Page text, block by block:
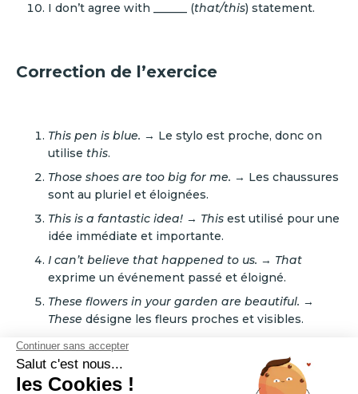
I don’t agree with ______ (that/this) statement.
Correction de l’exercice
This pen is blue. → Le stylo est proche, donc on
utilise this.
Those shoes are too big for me. → Les chaussures
sont au pluriel et éloignées.
This is a fantastic idea! → This est utilisé pour une
idée immédiate et importante.
I can’t believe that happened to us. → That
exprime un événement passé et éloigné.
These flowers in your garden are beautiful. →
These désigne les fleurs proches et visibles.
This book on the table is mine.
proche et spécifique, donc on utilise
this.
Those cookies on the plate look delicious. → Les